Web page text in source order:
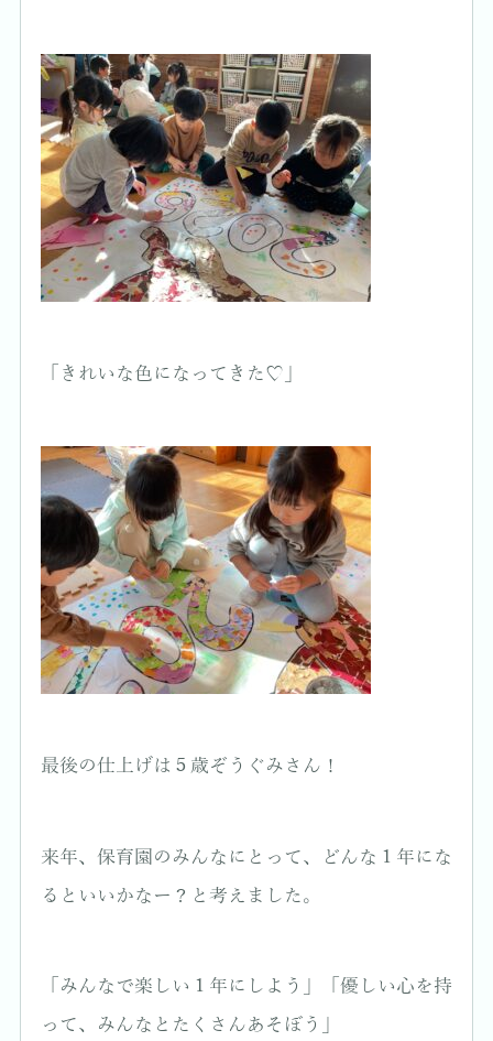
「きれいな色になってきた♡」
最後の仕上げは５歳ぞうぐみさん！
来年、保育園のみんなにとって、どんな１年にな
るといいかなー？と考えました。
「みんなで楽しい１年にしよう」「優しい心を持
って、みんなとたくさんあそぼう」